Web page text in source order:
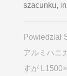
szacunku,
Powiedział
アルミハニ
すが